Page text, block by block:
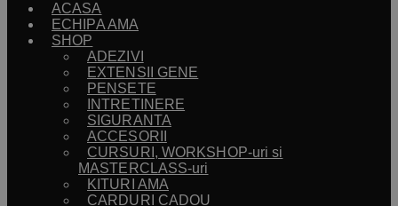
ACASA
ECHIPA AMA
SHOP
ADEZIVI
EXTENSII GENE
PENSETE
INTRETINERE
SIGURANTA
ACCESORII
CURSURI, WORKSHOP-uri si
MASTERCLASS-uri
KITURI AMA
CARDURI CADOU